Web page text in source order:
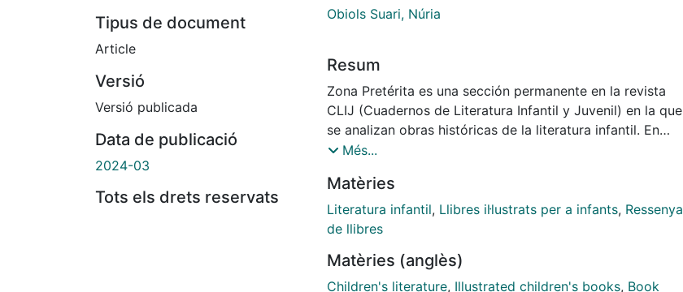
Tipus de document
Article
Versió
Versió publicada
Data de publicació
2024-03
Tots els drets reservats
Obiols Suari, Núria
Resum
Zona Pretérita es una sección permanente en la revista
CLIJ (Cuadernos de Literatura Infantil y Juvenil) en la que
se analizan obras históricas de la literatura infantil. En
este caso, la primera publicación de la sección, el cuento
Més...
Matèries
Literatura infantil, Llibres il·lustrats per a infants, Ressenya
de llibres
Matèries (anglès)
Children's literature, Illustrated children's books, Book